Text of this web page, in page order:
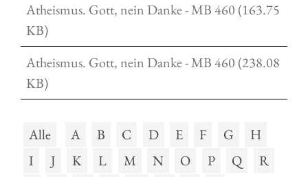
Atheismus. Gott, nein Danke - MB 460 (163.75
KB)
Atheismus. Gott, nein Danke - MB 460 (238.08
KB)
Alle A B C D E F G
H
I
J K L M N O P Q
R